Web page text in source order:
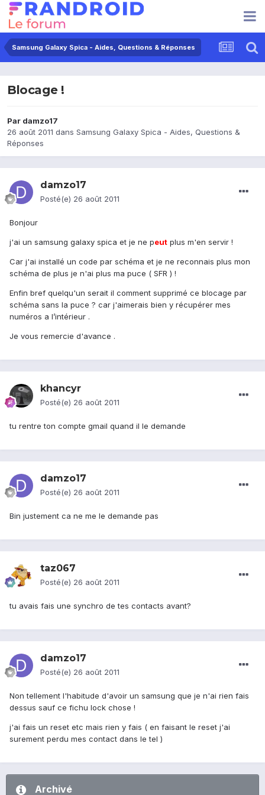
Samsung Galaxy Spica - Aides, Questions & Réponses
Blocage !
Par damzo17
26 août 2011 dans Samsung Galaxy Spica - Aides, Questions &
Réponses
damzo17
Posté(e) 26 août 2011
Bonjour
j'ai un samsung galaxy spica et je ne peut plus m'en servir !
Car j'ai installé un code par schéma et je ne reconnais plus mon
schéma de plus je n'ai plus ma puce ( SFR ) !
Enfin bref quelqu'un serait il comment supprimé ce blocage par
schéma sans la puce ? car j'aimerais bien y récupérer mes
numéros a l’intérieur .
Je vous remercie d'avance .
khancyr
Posté(e) 26 août 2011
tu rentre ton compte gmail quand il le demande
damzo17
Posté(e) 26 août 2011
Bin justement ca ne me le demande pas
taz067
Posté(e) 26 août 2011
tu avais fais une synchro de tes contacts avant?
damzo17
Posté(e) 26 août 2011
Non tellement l'habitude d'avoir un samsung que je n'ai rien fais
dessus sauf ce fichu lock chose !
j'ai fais un reset etc mais rien y fais ( en faisant le reset j'ai
surement perdu mes contact dans le tel )
Archivé